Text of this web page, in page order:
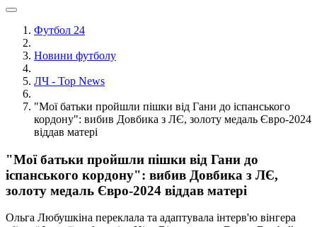
Футбол 24
Новини футболу
ЛЧ - Top News
"Мої батьки пройшли пішки від Гани до іспанського
кордону": вибив Довбика з ЛЄ, золоту медаль Євро-2024
віддав матері
"Мої батьки пройшли пішки від Гани до
іспанського кордону": вибив Довбика з ЛЄ,
золоту медаль Євро-2024 віддав матері
Ольга Любушкіна переклала та адаптувала інтерв'ю вінгера